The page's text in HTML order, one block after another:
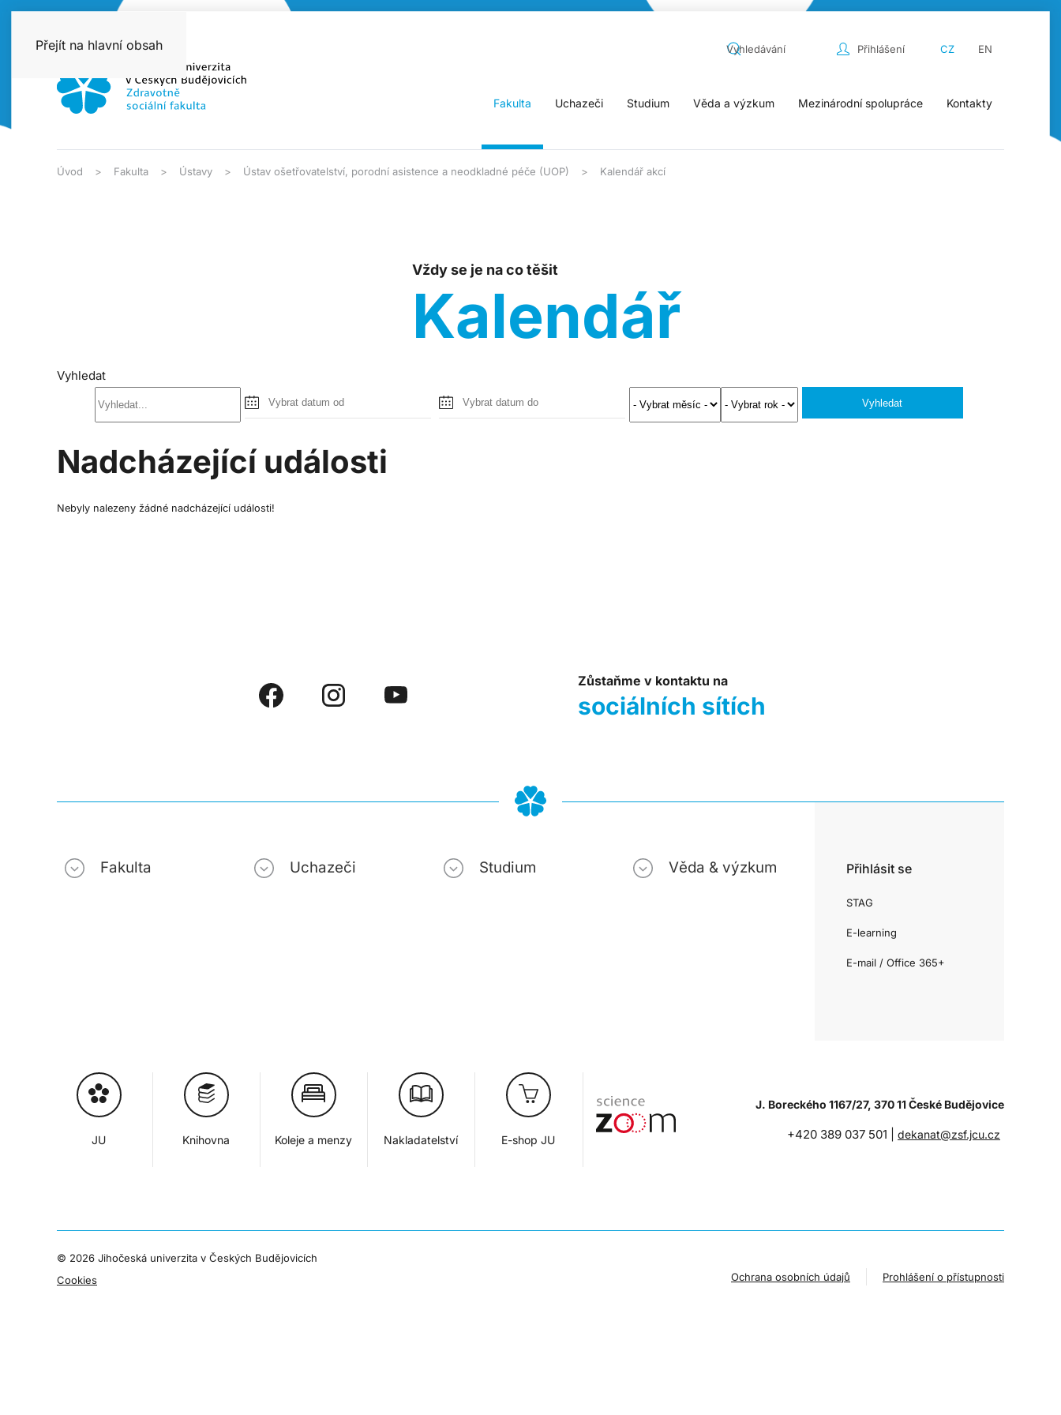
Přejít na hlavní obsah Přihlášení CZ EN
Fakulta Uchazeči Studium Věda a výzkum Mezinárodní spolupráce Kontakty
Úvod Fakulta Ústavy Ústav ošetřovatelství, porodní asistence a neodkladné péče (UOP) Kalendář akcí
Vždy se je na co těšit
Kalendář
Vyhledat
Vyhledat
Nadcházející události
Nebyly nalezeny žádné nadcházející události!
Zůstaňme v kontaktu na
sociálních sítích
Fakulta Uchazeči Studium Věda & výzkum Přihlásit se
STAG
E-learning
E-mail / Office 365+
JU Knihovna Koleje a menzy Nakladatelství E-shop JU
J. Boreckého 1167/27, 370 11 České Budějovice
+420 389 037 501 |dekanat@zsf.jcu.cz
© 2026 Jihočeská univerzita v Českých Budějovicích
Cookies
Ochrana osobních údajů Prohlášení o přístupnosti